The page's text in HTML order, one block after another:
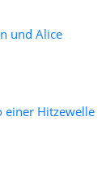
und Alice
einer Hitzewelle